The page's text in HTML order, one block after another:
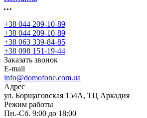
+38 044 209-10-89
+38 044 209-10-89
+38 063 339-84-85
+38 098 151-19-44
Заказать звонок
E-mail
info@domofone.com.ua
Адрес
ул. Борщаговская 154А, ТЦ Аркадия
Режим работы
Пн.-Сб. 9:00 до 18:00